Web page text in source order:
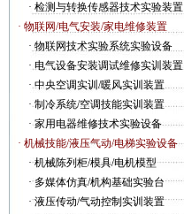
· 检测与转换传感器技术实验装置
· 物联网/电气安装/家电维修装置
· 物联网技术实验系统实验设备
·电气设备安装调试维修实训装置
·中央空调实训/暖风实训装置
·制冷系统/空调技能实训装置
·家用电器维修技术实验设备
· 机械技能/液压气动/电梯实验设备
·机械陈列柜/模具/电机模型
·多媒体仿真/机构基础实验台
·液压传动/气动控制实训装置